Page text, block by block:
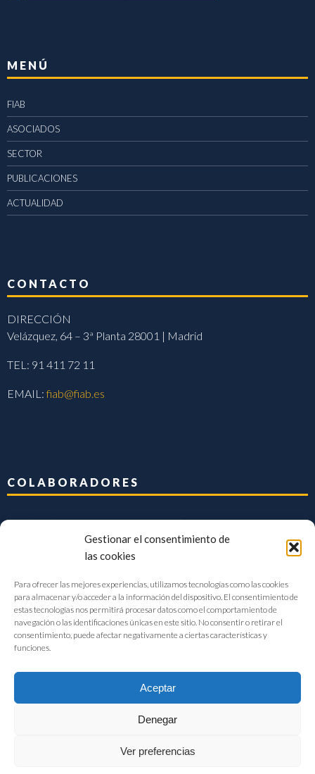
Gestionar el consentimiento de
las cookies
Para ofrecer las mejores experiencias, utilizamos tecnologías como las cookies
para almacenar y/o acceder a la información del dispositivo. El consentimiento de
estas tecnologías nos permitirá procesar datos como el comportamiento de
navegación o las identificaciones únicas en este sitio. No consentir o retirar el
consentimiento, puede afectar negativamente a ciertas características y
funciones.
Aceptar
Denegar
Ver preferencias
MENÚ
FIAB
ASOCIADOS
SECTOR
PUBLICACIONES
ACTUALIDAD
CONTACTO
DIRECCIÓN
Velázquez, 64 – 3ª Planta 28001 | Madrid
TEL: 91 411 72 11
EMAIL:fiab@fiab.es
COLABORADORES
FIAB Federación Española de Industrias de la Alimentación y Bebidas